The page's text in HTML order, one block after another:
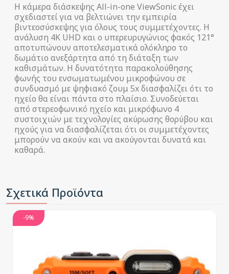
Η κάμερα διάσκεψης All-in-one ViewSonic έχει
σχεδιαστεί για να βελτιώνει την εμπειρία
βιντεοσύσκεψης για όλους τους συμμετέχοντες. Η
ανάλυση 4K UHD και ο υπερευρυγώνιος φακός 121°
αποτυπώνουν αποτελεσματικά ολόκληρο το
δωμάτιο ανεξάρτητα από τη διάταξη των
καθισμάτων. Η δυνατότητα παρακολούθησης
φωνής του ενσωματωμένου μικροφώνου σε
συνδυασμό με ψηφιακό ζουμ 5x διασφαλίζει ότι το
ηχείο θα είναι πάντα στο πλαίσιο. Συνοδεύεται
από στερεοφωνικό ηχείο και μικρόφωνο 4
συστοιχιών με τεχνολογίες ακύρωσης θορύβου και
ηχούς για να διασφαλίζεται ότι οι συμμετέχοντες
μπορούν να ακούν και να ακούγονται δυνατά και
καθαρά.
Σχετικά Προϊόντα
-9%